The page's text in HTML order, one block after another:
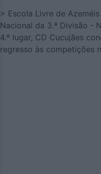
> Escola Livre de
Nacional da 3.ª Divisão -
4.º lugar, CD Cucujães
regresso às competições